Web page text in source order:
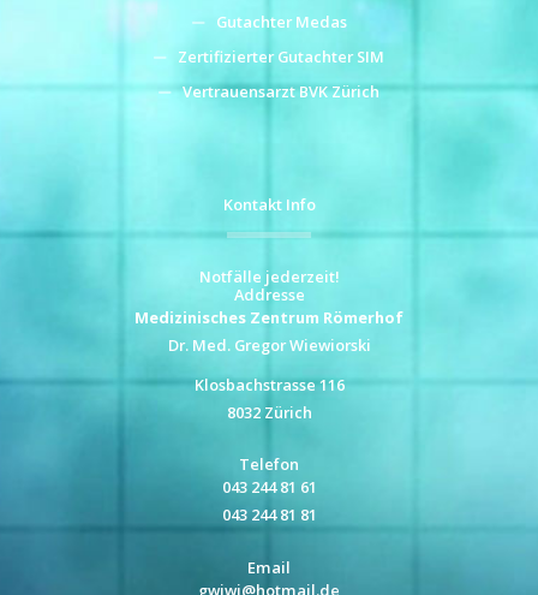
Gutachter Medas
Zertifizierter Gutachter SIM
Vertrauensarzt BVK Zürich
Kontakt Info
Notfälle jederzeit!
Addresse
Medizinisches Zentrum Römerhof
Dr. Med. Gregor Wiewiorski
Klosbachstrasse 116
8032 Zürich
Telefon
043 244 81 61
043 244 81 81
Email
gwiwi@hotmail.de